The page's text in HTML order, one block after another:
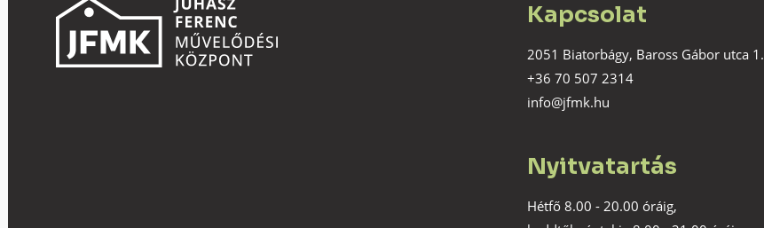
Kapcsolat
2051 Biatorbágy, Baross Gábor utca 1.
+36 70 507 2314
info@jfmk.hu
Nyitvatartás
Hétfő 8.00 - 20.00 óráig,